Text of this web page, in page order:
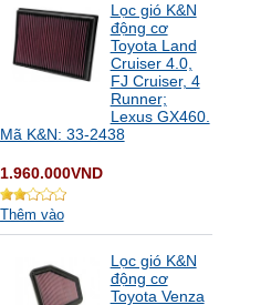
Lọc gió K&N
động cơ
Toyota Land
Cruiser 4.0,
FJ Cruiser, 4
Runner;
Lexus GX460.
Mã K&N: 33-2438
1.960.000VND
Thêm vào
Lọc gió K&N
động cơ
Toyota Venza